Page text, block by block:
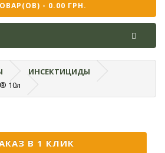
- 0.00 ГРН.
ИНСЕКТИЦИДЫ
10л
В 1 КЛИК